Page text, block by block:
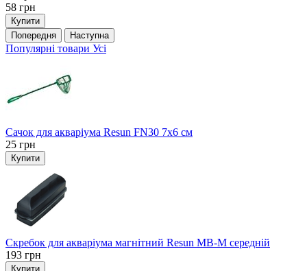
58 грн
Купити
Попередня
Наступна
Популярні товари Усі
Сачок для акваріума Resun FN30 7х6 см
25 грн
Купити
Скребок для акваріума магнітний Resun MB-M середній
193 грн
Купити